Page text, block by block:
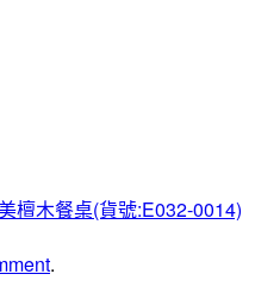
檀木餐桌(貨號:E032-0014)
.